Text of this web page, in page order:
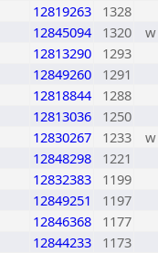
12819263
1328
12845094 1320
w
12813290
1293
12849260
1291
12818844
1288
12813036
1250
12830267 1233
w
12848298
1221
12832383
1199
12849251
1197
12846368
1177
12844233
1173